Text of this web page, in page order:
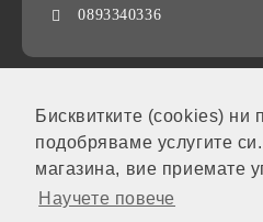
Бисквитките (cookies) ни
подобряваме услугите
магазина, вие приемате
Научете повече
0893340336
GDPR
Нашият онлайн магазин е